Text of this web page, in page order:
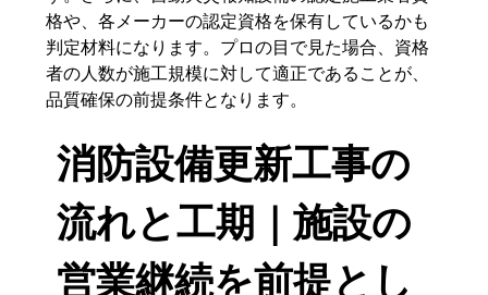
格や、各メーカーの認定資格を保有しているかも
判定材料になります。プロの目で見た場合、資格
者の人数が施工規模に対して適正であることが、
品質確保の前提条件となります。
消防設備更新工事の
流れと工期｜施設の
営業継続を前提とし